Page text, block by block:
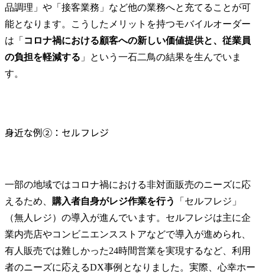
品調理」や「接客業務」など他の業務へと充てることが可
能となります。こうしたメリットを持つモバイルオーダー
は「 コロナ禍における顧客への新しい価値提供と、従業員
の負担を軽減する 」という一石二鳥の結果を生んでいま
す。
身近な例②：セルフレジ
一部の地域ではコロナ禍における非対面販売のニーズに応
えるため、 購入者自身がレジ作業を行う
「セルフレジ」
（無人レジ）の導入が進んでいます。セルフレジは主に企
業内売店やコンビニエンスストアなどで導入が進められ、
有人販売では難しかった24時間営業を実現するなど、利用
者のニーズに応えるDX事例となりました。実際、心幸ホー